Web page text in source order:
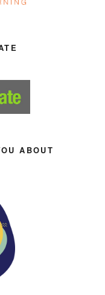
ABOUT